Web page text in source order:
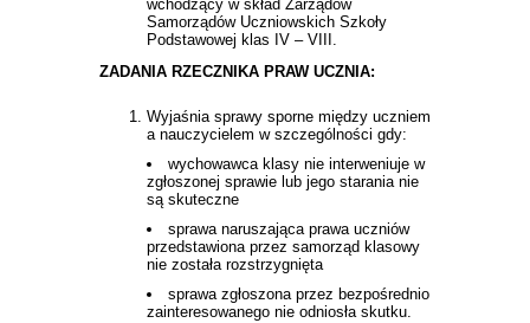
wchodzący w skład Zarządów
Samorządów Uczniowskich Szkoły
Podstawowej klas IV – VIII.
ZADANIA RZECZNIKA PRAW UCZNIA:
Wyjaśnia sprawy sporne między uczniem
a nauczycielem w szczególności gdy:
wychowawca klasy nie interweniuje w
zgłoszonej sprawie lub jego starania nie
są skuteczne
sprawa naruszająca prawa uczniów
przedstawiona przez samorząd klasowy
nie została rozstrzygnięta
sprawa zgłoszona przez bezpośrednio
zainteresowanego nie odniosła skutku.